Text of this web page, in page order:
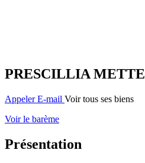
PRESCILLIA METTE
Appeler E-mail Voir tous ses biens
Voir le barème
Présentation